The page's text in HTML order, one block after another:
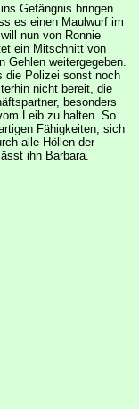
Gefängnis bringen
es einen Maulwurf im
nun von Ronnie
ein Mitschnitt von
weitergegeben.
die Polizei sonst noch
nicht bereit, die
besonders
Leib zu halten. So
Fähigkeiten, sich
alle Höllen der
ihn Barbara.